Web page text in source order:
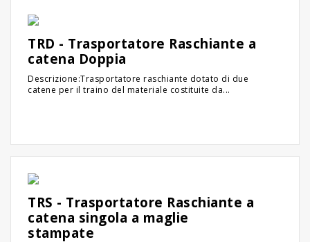
TRD - Trasportatore Raschiante a
catena Doppia
Descrizione:Trasportatore raschiante dotato di due
catene per il traino del materiale costituite da...
TRS - Trasportatore Raschiante a
catena singola a maglie
stampate